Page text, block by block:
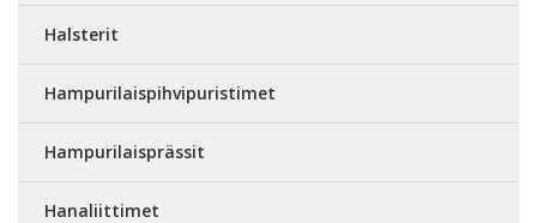
Halsterit
Hampurilaispihvipuristimet
Hampurilaisprässit
Hanaliittimet